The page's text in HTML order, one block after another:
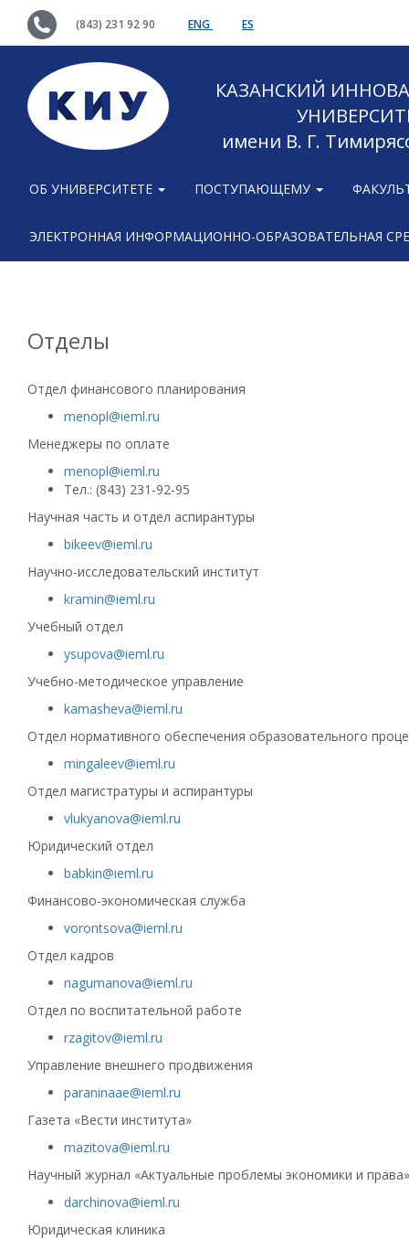
(843) 231 92 90 ENG ES
КАЗАНСКИЙ
имени В. Г.
ОБ УНИВЕРСИТЕТЕ ПОСТУПАЮЩЕМУ
ЭЛЕКТРОННАЯ ИНФОРМАЦИОННО-ОБРАЗОВАТЕЛЬНАЯ
Отделы
Отдел финансового планирования
menopl@ieml.ru
Менеджеры по оплате
menopl@ieml.ru
Тел.: (843) 231-92-95
Научная часть и отдел аспирантуры
bikeev@ieml.ru
Научно-исследовательский институт
kramin@ieml.ru
Учебный отдел
ysupova@ieml.ru
Учебно-методическое управление
kamasheva@ieml.ru
Отдел нормативного обеспечения образовательного
mingaleev@ieml.ru
Отдел магистратуры и аспирантуры
vlukyanova@ieml.ru
Юридический отдел
babkin@ieml.ru
Финансово-экономическая служба
vorontsova@ieml.ru
Отдел кадров
nagumanova@ieml.ru
Отдел по воспитательной работе
rzagitov@ieml.ru
Управление внешнего продвижения
paraninaae@ieml.ru
Газета «Вести института»
mazitova@ieml.ru
Научный журнал «Актуальные проблемы экономики и права»
darchinova@ieml.ru
Юридическая клиника